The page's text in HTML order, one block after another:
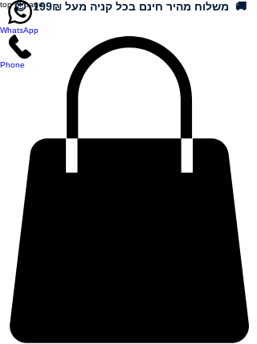
top of page 🚚 משלוח מהיר חינם בכל קניה מעל 199₪ 😍
WhatsApp
Phone